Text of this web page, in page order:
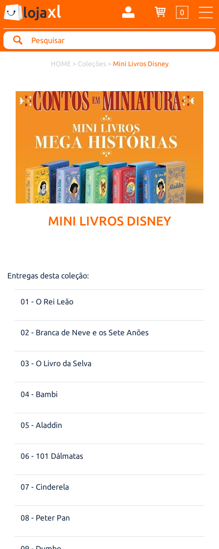
lojaxl
Search
0
HOME > Coleções > Mini Livros Disney
MINI LIVROS DISNEY
Entregas desta coleção:
01 - O Rei Leão
02 - Branca de Neve e os Sete Anões
03 - O Livro da Selva
04 - Bambi
05 - Aladdin
06 - 101 Dálmatas
07 - Cinderela
08 - Peter Pan